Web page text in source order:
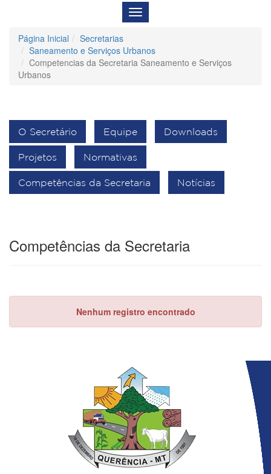
Menu
de
Página Inicial
Secretarias
Saneamento e Serviços Urbanos
Competencias da Secretaria Saneamento e Serviços
Urbanos
O Secretário Equipe Downloads
Projetos Normativas
Competências da Secretaria Notícias
Competências da Secretaria
Nenhum registro encontrado